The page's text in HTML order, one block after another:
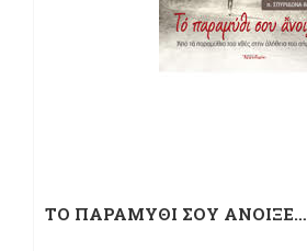
ΤΟ ΠΑΡΑΜΥΘΙ ΣΟΥ ΑΝΟΙΞΕ…